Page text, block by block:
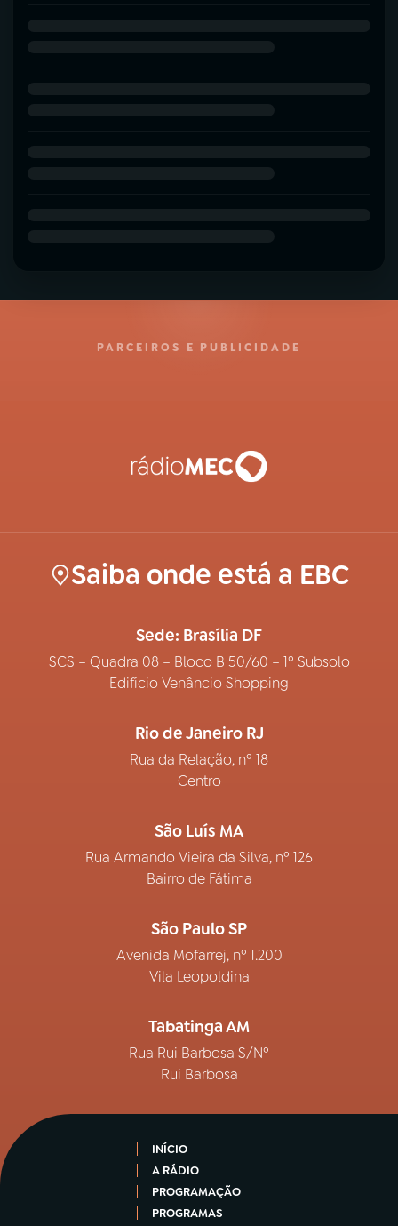
PARCEIROS E PUBLICIDADE
Saiba onde está a EBC
Sede: Brasília DF
SCS – Quadra 08 – Bloco B 50/60 – 1º Subsolo
Edifício Venâncio Shopping
Rio de Janeiro RJ
Rua da Relação, nº 18
Centro
São Luís MA
Rua Armando Vieira da Silva, nº 126
Bairro de Fátima
São Paulo SP
Avenida Mofarrej, nº 1.200
Vila Leopoldina
Tabatinga AM
Rua Rui Barbosa S/Nº
Rui Barbosa
INÍCIO
A RÁDIO
PROGRAMAÇÃO
PROGRAMAS